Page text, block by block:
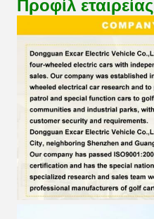
Προφίλ εταιρείας